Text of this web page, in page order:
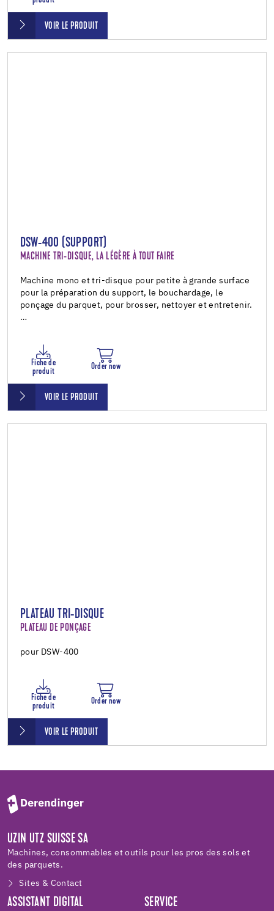
VOIR LE PRODUIT
DSW-400 (SUPPORT)
MACHINE TRI-DISQUE, LA LÉGÈRE À TOUT FAIRE
Machine mono et tri-disque pour petite à grande surface
pour la préparation du support, le bouchardage, le
ponçage du parquet, pour brosser, nettoyer et entretenir.
…
Fiche de
produit
Order now
VOIR LE PRODUIT
PLATEAU TRI-DISQUE
PLATEAU DE PONÇAGE
pour DSW-400
Fiche de
produit
Order now
VOIR LE PRODUIT
UZIN UTZ SUISSE SA
Machines, consommables et outils pour les pros des sols et
des parquets.
Sites & Contact
ASSISTANT DIGITAL SERVICE